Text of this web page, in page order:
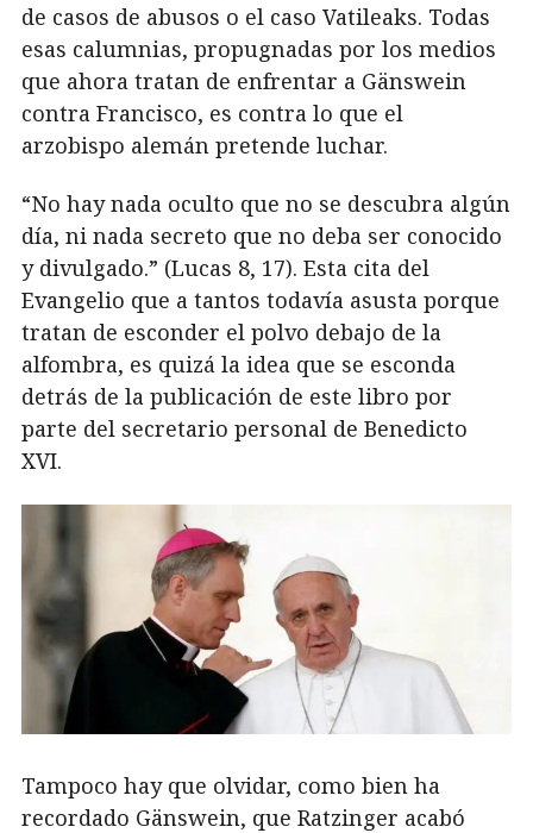
de casos de abusos o el caso Vatileaks. Todas
esas calumnias, propugnadas por los medios
que ahora tratan de enfrentar a Gänswein
contra Francisco, es contra lo que el
arzobispo alemán pretende luchar.
“No hay nada oculto que no se descubra algún
día, ni nada secreto que no deba ser conocido
y divulgado.” (Lucas 8, 17). Esta cita del
Evangelio que a tantos todavía asusta porque
tratan de esconder el polvo debajo de la
alfombra, es quizá la idea que se esconda
detrás de la publicación de este libro por
parte del secretario personal de Benedicto
XVI.
Tampoco hay que olvidar, como bien ha
recordado Gänswein, que Ratzinger acabó